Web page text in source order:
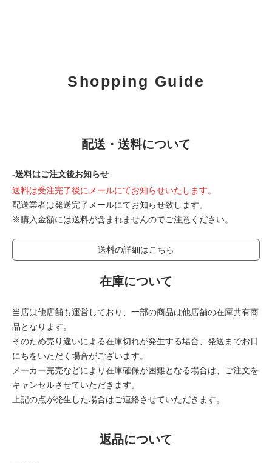
Shopping Guide
配送・送料について
-送料はご注文後お知らせ
送料は受注完了後にメールにてお知らせいたします。
配送業者は発送完了メールにてお知らせ致します。
※購入金額には送料が含まれませんのでご注意ください。
送料の詳細はこちら
在庫について
当店は他店舗も運営しており、一部の商品は他店舗の在庫共有商
品となります。
そのため売り違いによる在庫切れが発生する場合、発送までお日
にちをいただく場合がございます。
メーカー完売などにより在庫確保が困難となる場合は、ご注文を
キャンセルさせていただきます。
上記の点が発生した場合はご連絡させていただきます。
返品について